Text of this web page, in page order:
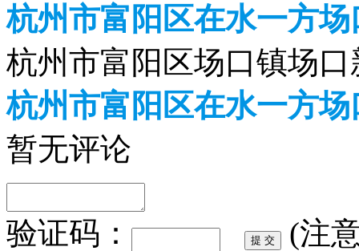
杭州市富阳区在水一方
杭州市富阳区场口镇场
杭州市富阳区在水一方
暂无评论
验证码：
(注